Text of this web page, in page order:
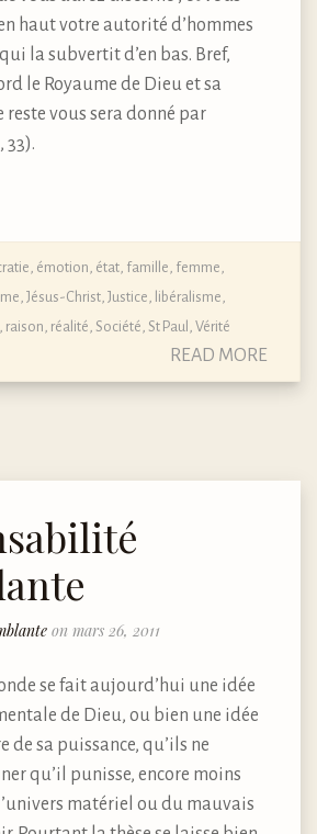
haut votre autorité d’hommes
la subvertit d’en bas. Bref,
le Royaume de Dieu et sa
vous sera donné par
33).
émotion état famille femme
Jésus-Christ Justice libéralisme
raison réalité Société St Paul Vérité
READ MORE
on mars 26, 2011
se fait aujourd’hui une idée
de Dieu, ou bien une idée
de sa puissance, qu’ils ne
qu’il punisse, encore moins
matériel ou du mauvais